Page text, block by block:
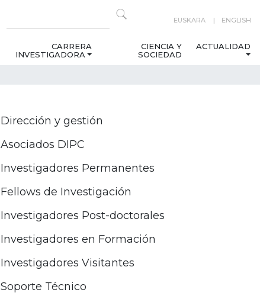
EUSKARA ENGLISH
CARRERA
INVESTIGADORA
CIENCIA Y
SOCIEDAD
ACTUALIDAD
Dirección y gestión
Asociados DIPC
Investigadores Permanentes
Fellows de Investigación
Investigadores Post-doctorales
Investigadores en Formación
Investigadores Visitantes
Soporte Técnico